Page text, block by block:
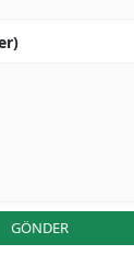
GÖNDER